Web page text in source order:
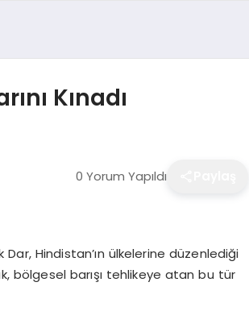
Kınadı
0 Yorum Yapıldı
Dar, Hindistan’ın ülkelerine düzenlediği
bölgesel barışı tehlikeye atan bu tür